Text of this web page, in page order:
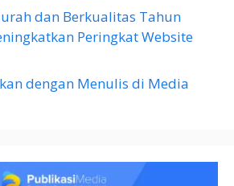
dan Berkualitas Tahun
Peringkat Website
dengan Menulis di Media